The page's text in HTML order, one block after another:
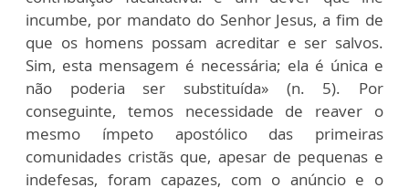
incumbe, por mandato do Senhor Jesus, a fim de
que os homens possam acreditar e ser salvos.
Sim, esta mensagem é necessária; ela é única e
não poderia ser substituída» (n. 5). Por
conseguinte, temos necessidade de reaver o
mesmo ímpeto apostólico das primeiras
comunidades cristãs que, apesar de pequenas e
indefesas, foram capazes, com o anúncio e o